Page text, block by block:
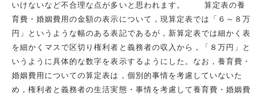
いけないなど不合理な点が多いと思われます。 算定表の養
育費・婚姻費用の金額の表示について，現算定表では「６～８万
円」というような幅のある表記であるが，新算定表では細かく表
を細かくマスで区切り権利者と義務者の収入から，「８万円」と
いうように具体的な数字を表示するようにした。なお，養育費・
婚姻費用についての算定表は，個別的事情を考慮していないた
め，権利者と義務者の生活実態・事情を考慮して養育費・婚姻費